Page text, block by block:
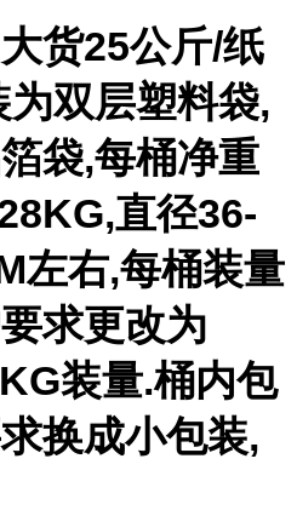
货25公斤/纸
双层塑料袋,
袋,每桶净重
直径36-
左右,每桶装量
求更改为
装量.桶内包
换成小包装,